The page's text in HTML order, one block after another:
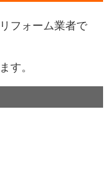
フォーム業者で
す。